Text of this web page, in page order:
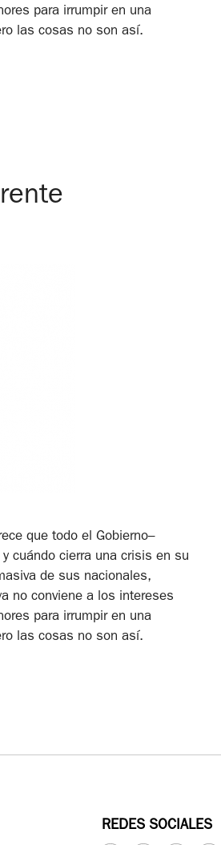
para irrumpir en una
las cosas no son así.
que todo el Gobierno–
cuándo cierra una crisis en su
de sus nacionales,
no conviene a los intereses
para irrumpir en una
las cosas no son así.
REDES SOCIALES